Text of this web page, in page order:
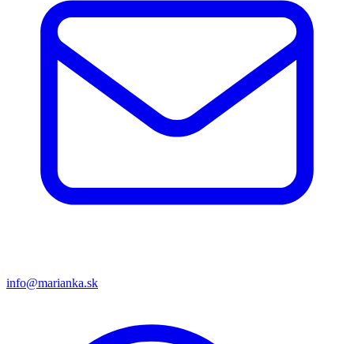
info@marianka.sk